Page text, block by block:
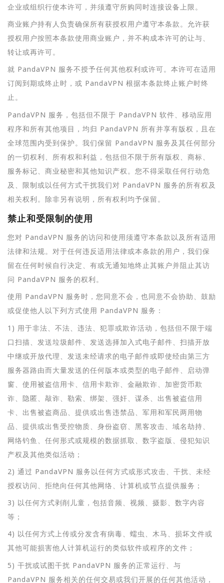
企业或组织行使本许可，并须遵守所购同时连接设备上限。
商业账户持有人负责确保所有获授权用户遵守本条款。允许获
授权用户按照本条款使用商业账户，并不构成本许可的让与、
转让或再许可。
就 PandaVPN 服务不授予任何其他权利或许可。本许可在适用
订阅到期或终止时，或 PandaVPN 根据本条款终止账户时终
止。
PandaVPN 服务，包括但不限于 PandaVPN 软件、移动应用
程序和所有其他项目，均归 PandaVPN 所有并享有版权，且在
全球范围内受到保护。我们保留 PandaVPN 服务及其任何部分
的一切权利、所有权和利益，包括但不限于所有版权、商标、
服务标记、商业秘密和其他知识产权。您不得采取任何行动危
及、限制或以任何方式干扰我们对 PandaVPN 服务的所有权及
相关权利。除非另有说明，所有权利均予保留。
禁止和受限制的使用
您对 PandaVPN 服务的访问和使用须遵守本条款以及所有适用
法律和法规。对于任何违反适用法律或本条款的用户，我们保
留在任何时候自行决定、有或无通知地终止其账户并阻止其访
问 PandaVPN 服务的权利。
使用 PandaVPN 服务时，您同意不会，也同意不会协助、鼓励
或促使他人以下列方式使用 PandaVPN 服务：
1) 用于非法、不法、违法、犯罪或欺诈活动，包括但不限于端
口扫描、发送垃圾邮件、发送选择加入式电子邮件、扫描开放
中继或开放代理、发送未经请求的电子邮件或即使经由第三方
服务器路由而大量发送的任何版本或类型的电子邮件、启动弹
窗、使用被盗信用卡、信用卡欺诈、金融欺诈、加密货币欺
诈、隐匿、敲诈、勒索、绑架、强奸、谋杀、出售被盗信用
卡、出售被盗商品、提供或出售违禁品、军用和军民两用物
品、提供或出售受控物质、身份盗窃、黑客攻击、域名劫持、
网络钓鱼、任何形式或规模的数据抓取、数字盗版、侵犯知识
产权及其他类似活动；
2) 通过 PandaVPN 服务以任何方式或形式攻击、干扰、未经
授权访问、拒绝向任何其他网络、计算机或节点提供服务；
3) 以任何方式剥削儿童，包括音频、视频、摄影、数字内容
等；
4) 以任何方式上传或分发含有病毒、蠕虫、木马、损坏文件或
其他可能损害他人计算机运行的类似软件或程序的文件；
5) 干扰或试图干扰 PandaVPN 服务的正常运行、与
PandaVPN 服务相关的任何交易或我们开展的任何其他活动，